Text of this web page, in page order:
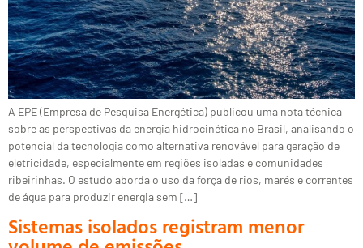
A EPE (Empresa de Pesquisa Energética) publicou uma nota técnica
sobre as perspectivas da energia hidrocinética no Brasil, analisando o
potencial da tecnologia como alternativa renovável para geração de
eletricidade, especialmente em regiões isoladas e comunidades
ribeirinhas. O estudo aborda o uso da força de rios, marés e correntes
de água para produzir energia sem […]
Sistemas isolados registram menor